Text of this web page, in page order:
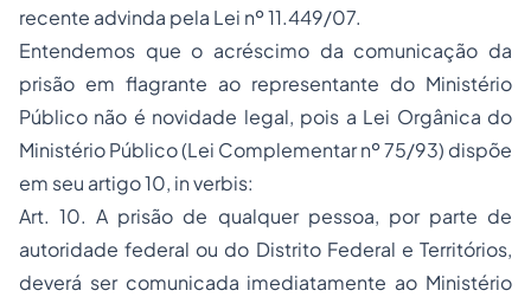
recente advinda pela Lei nº 11.449/07.
Entendemos que o acréscimo da comunicação da
prisão em flagrante ao representante do Ministério
Público não é novidade legal, pois a Lei Orgânica do
Ministério Público (Lei Complementar nº 75/93) dispõe
em seu artigo 10, in verbis:
Art. 10. A prisão de qualquer pessoa, por parte de
autoridade federal ou do Distrito Federal e Territórios,
deverá ser comunicada imediatamente ao Ministério